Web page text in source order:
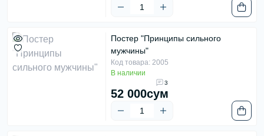
Постер "Принципы сильного
мужчины"
Код товара: 2005
В наличии
3
52 000сум